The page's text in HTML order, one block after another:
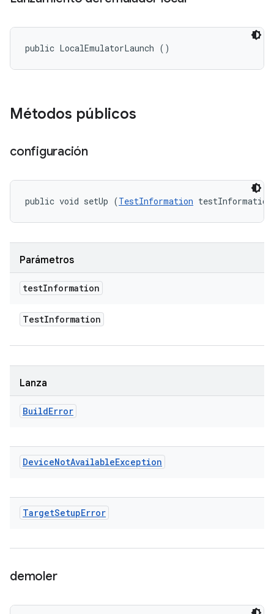
public LocalEmulatorLaunch ()
Métodos públicos
configuración
public void setUp (TestInformation
Parámetros
testInformation
TestInformation
Lanza
BuildError
DeviceNotAvailableException
TargetSetupError
demoler